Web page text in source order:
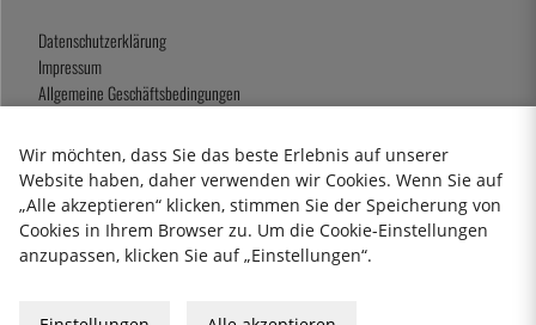
Datenschutzerklärung
Impressum
Allgemeine Geschäftsbedingungen
2026 KitchenLab AB
Wir möchten, dass Sie das beste Erlebnis auf unserer
Website haben, daher verwenden wir Cookies. Wenn Sie auf
„Alle akzeptieren“ klicken, stimmen Sie der Speicherung von
Cookies in Ihrem Browser zu. Um die Cookie-Einstellungen
anzupassen, klicken Sie auf „Einstellungen“.